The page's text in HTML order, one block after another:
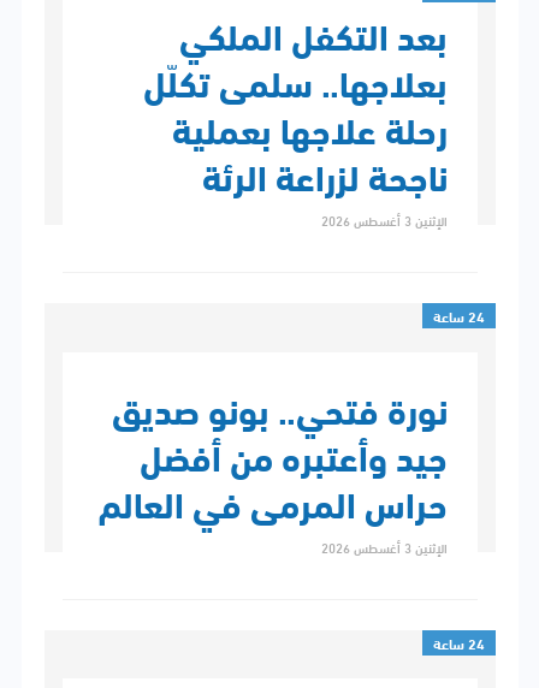
بعد التكفل الملكي
بعلاجها.. سلمى تكلّل
رحلة علاجها بعملية
ناجحة لزراعة الرئة
الإثنين 3 أغسطس 2026
24 ساعة
نورة فتحي.. بونو صديق
جيد وأعتبره من أفضل
حراس المرمى في العالم
الإثنين 3 أغسطس 2026
24 ساعة